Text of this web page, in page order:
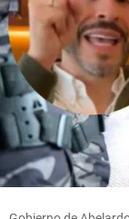
share
Cita
Textual
share